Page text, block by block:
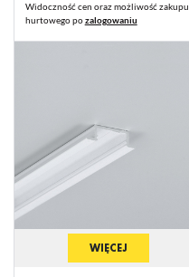
Widoczność cen oraz możliwość zakupu
hurtowego pozalogowaniu
WIĘCEJ